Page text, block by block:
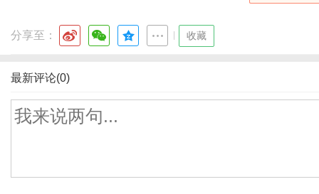
分享至： 收藏
最新评论(0)